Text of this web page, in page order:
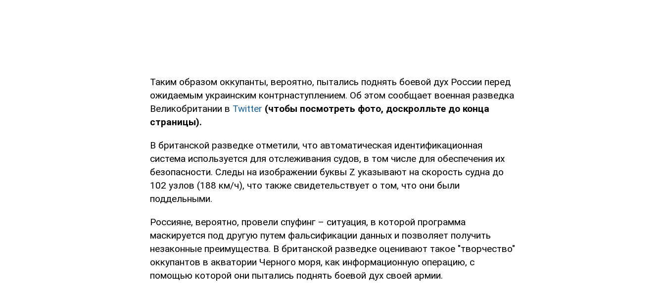
Таким образом оккупанты, вероятно, пытались поднять боевой дух России перед
ожидаемым украинским контрнаступлением. Об этом сообщает военная разведка
Великобритании в Twitter (чтобы посмотреть фото, доскролльте до конца
страницы).
В британской разведке отметили, что автоматическая идентификационная
система используется для отслеживания судов, в том числе для обеспечения их
безопасности. Следы на изображении буквы Z указывают на скорость судна до
102 узлов (188 км/ч), что также свидетельствует о том, что они были
поддельными.
Россияне, вероятно, провели спуфинг – ситуация, в которой программа
маскируется под другую путем фальсификации данных и позволяет получить
незаконные преимущества. В британской разведке оценивают такое "творчество"
оккупантов в акватории Черного моря, как информационную операцию, с
помощью которой они пытались поднять боевой дух своей армии.